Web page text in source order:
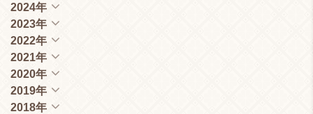
2024年
2023年
2022年
2021年
2020年
2019年
2018年